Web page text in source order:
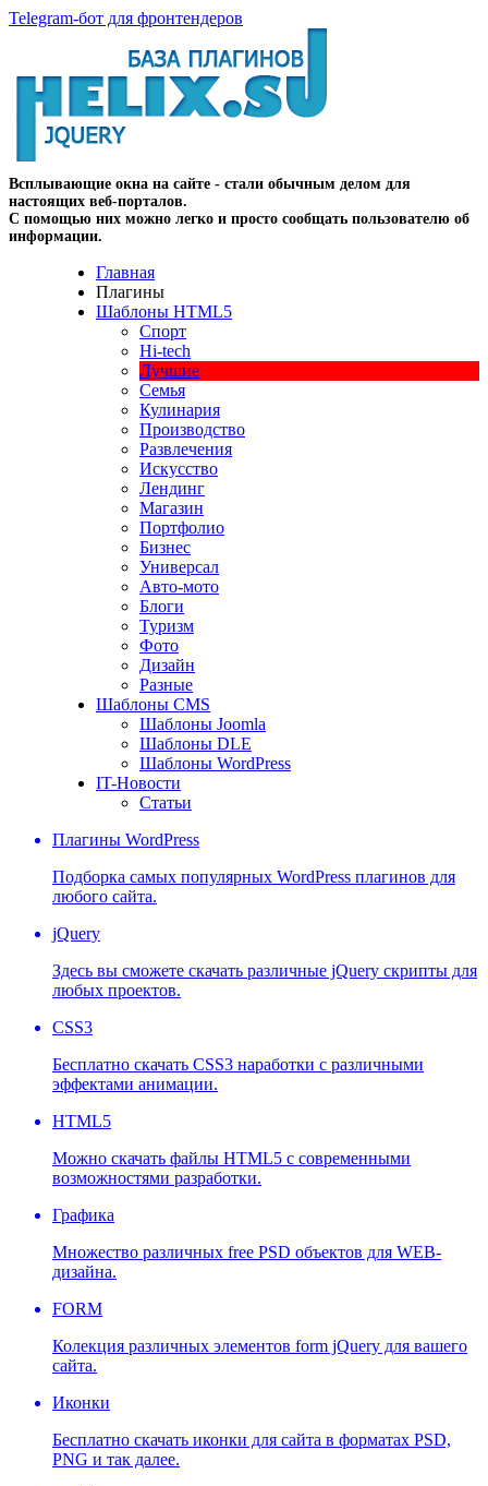
Telegram-бот для фронтендеров
Всплывающие окна на сайте - стали обычным делом для
настоящих веб-порталов.
С помощью них можно легко и просто сообщать пользователю об
информации.
Главная
Плагины
Шаблоны HTML5
Спорт
Hi-tech
Лучшие
Семья
Кулинария
Производство
Развлечения
Искусство
Лендинг
Магазин
Портфолио
Бизнес
Универсал
Авто-мото
Блоги
Туризм
Фото
Дизайн
Разные
Шаблоны CMS
Шаблоны Joomla
Шаблоны DLE
Шаблоны WordPress
IT-Новости
Статьи
Плагины WordPress
Подборка самых популярных WordPress плагинов для
любого сайта.
jQuery
Здесь вы сможете скачать различные jQuery скрипты для
любых проектов.
CSS3
Бесплатно скачать CSS3 наработки с различными
эффектами анимации.
HTML5
Можно скачать файлы HTML5 с современными
возможностями разработки.
Графика
Множество различных free PSD объектов для WEB-
дизайна.
FORM
Колекция различных элементов form jQuery для вашего
сайта.
Иконки
Бесплатно скачать иконки для сайта в форматах PSD,
PNG и так далее.